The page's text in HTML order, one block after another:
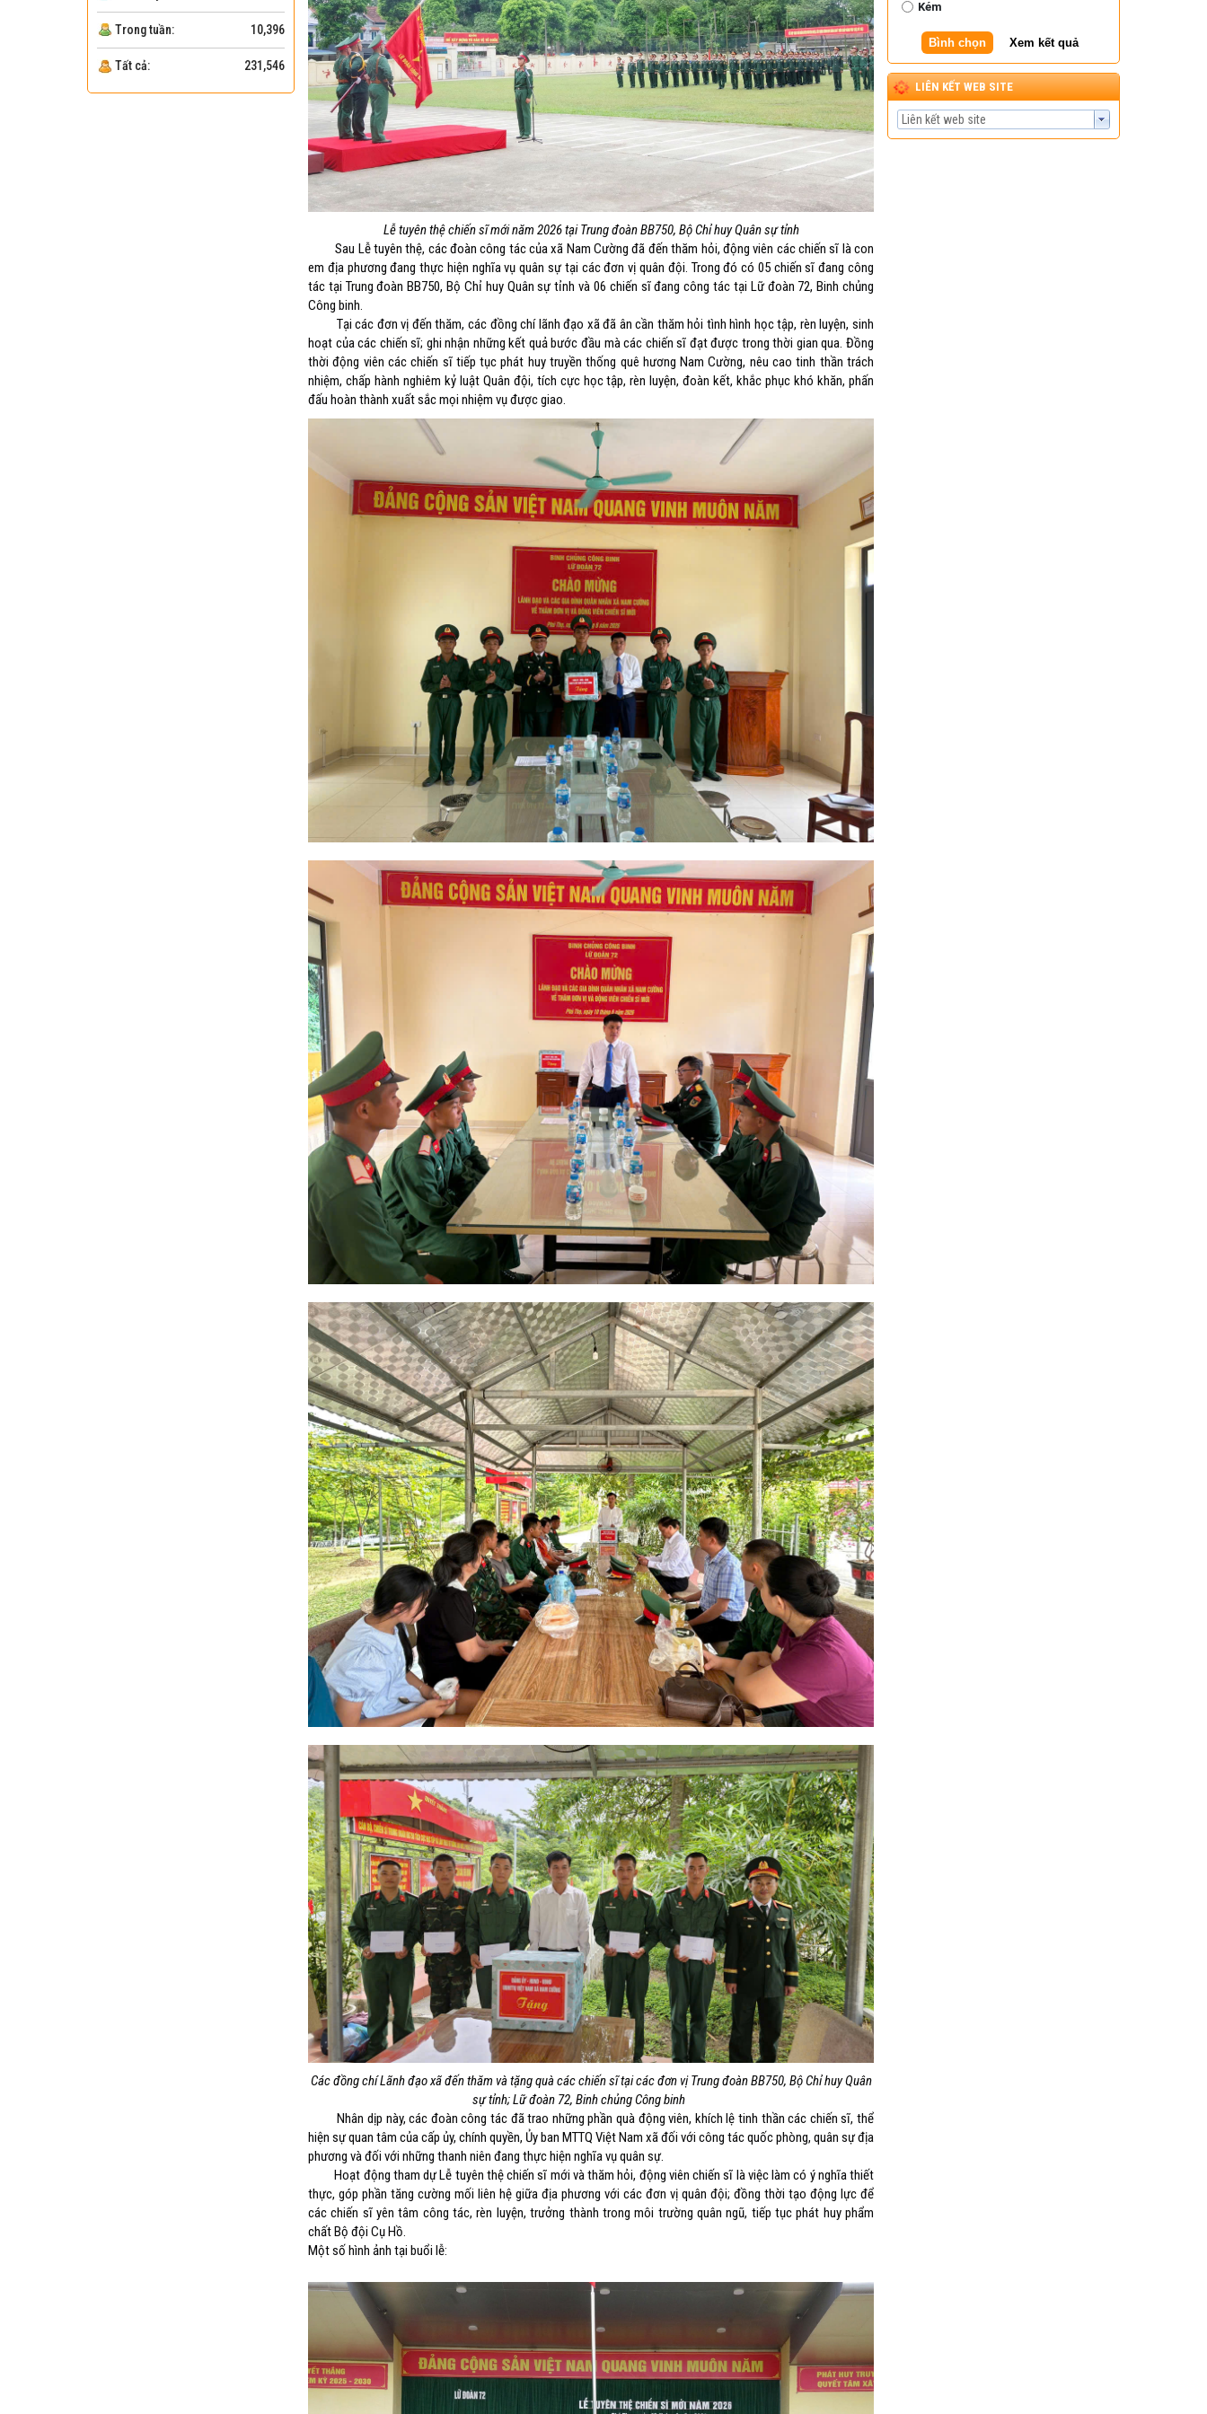
Trong tuần: 10,396
Tất cả: 231,546
Lễ tuyên thệ chiến sĩ mới năm 2026 tại Trung đoàn BB750, Bộ Chỉ huy Quân sự tỉnh
Sau Lễ tuyên thệ, các đoàn công tác của xã Nam Cường đã đến thăm hỏi, động viên các chiến sĩ là con
em địa phương đang thực hiện nghĩa vụ quân sự tại các đơn vị quân đội. Trong đó có 05 chiến sĩ đang công
tác tại Trung đoàn BB750, Bộ Chỉ huy Quân sự tỉnh và 06 chiến sĩ đang công tác tại Lữ đoàn 72, Binh chủng
Công binh.
Tại các đơn vị đến thăm, các đồng chí lãnh đạo xã đã ân cần thăm hỏi tình hình học tập, rèn luyện, sinh
hoạt của các chiến sĩ; ghi nhận những kết quả bước đầu mà các chiến sĩ đạt được trong thời gian qua. Đồng
thời động viên các chiến sĩ tiếp tục phát huy truyền thống quê hương Nam Cường, nêu cao tinh thần trách
nhiệm, chấp hành nghiêm kỷ luật Quân đội, tích cực học tập, rèn luyện, đoàn kết, khắc phục khó khăn, phấn
đấu hoàn thành xuất sắc mọi nhiệm vụ được giao.
Các đồng chí Lãnh đạo xã đến thăm và tặng quà các chiến sĩ tại các đơn vị Trung đoàn BB750, Bộ Chỉ huy Quân
sự tỉnh; Lữ đoàn 72, Binh chủng Công binh
Nhân dịp này, các đoàn công tác đã trao những phần quà động viên, khích lệ tinh thần các chiến sĩ, thể
hiện sự quan tâm của cấp ủy, chính quyền, Ủy ban MTTQ Việt Nam xã đối với công tác quốc phòng, quân sự địa
phương và đối với những thanh niên đang thực hiện nghĩa vụ quân sự.
Hoạt động tham dự Lễ tuyên thệ chiến sĩ mới và thăm hỏi, động viên chiến sĩ là việc làm có ý nghĩa thiết
thực, góp phần tăng cường mối liên hệ giữa địa phương với các đơn vị quân đội; đồng thời tạo động lực để
các chiến sĩ yên tâm công tác, rèn luyện, trưởng thành trong môi trường quân ngũ, tiếp tục phát huy phẩm
chất Bộ đội Cụ Hồ.
Một số hình ảnh tại buổi lễ:
sau Kỳ họp thường lệ giữa năm
Kém
Bình chọn Xem kết quả
LIÊN KẾT WEB SITE